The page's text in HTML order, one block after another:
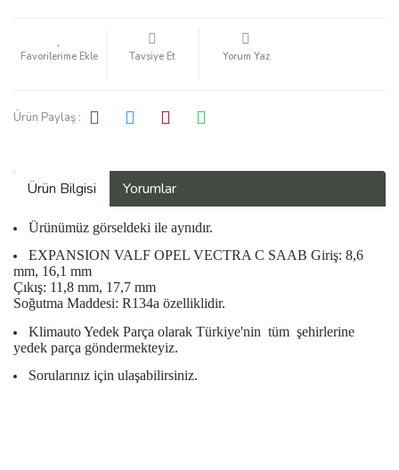
Tavsiye Et Yorum Yaz
Ürün Paylaş :
Ürün Bilgisi Yorumlar
Ürünümüz görseldeki ile aynıdır.
EXPANSION VALF OPEL VECTRA C SAAB Giriş: 8,6
mm, 16,1 mm
Çıkış: 11,8 mm, 17,7 mm
Soğutma Maddesi: R134a özelliklidir.
Klimauto Yedek Parça olarak Türkiye'nin tüm şehirlerine
yedek parça göndermekteyiz.
Sorularınız için ulaşabilirsiniz.